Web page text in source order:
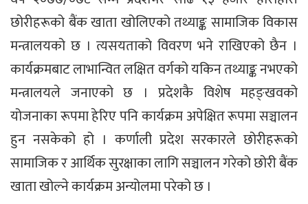
छोरीहरूको बैंक खाता खोलिएको तथ्याङ्क सामाजिक विकास
मन्त्रालयको छ । त्यसयताको विवरण भने राखिएको छैन ।
कार्यक्रमबाट लाभान्वित लक्षित वर्गको यकिन तथ्याङ्क नभएको
मन्त्रालयले जनाएको छ । प्रदेशकै विशेष महङ्खवको
योजनाका रूपमा हेरिए पनि कार्यक्रम अपेक्षित रूपमा सञ्चालन
हुन नसकेको हो । कर्णाली प्रदेश सरकारले छोरीहरूको
सामाजिक र आर्थिक सुरक्षाका लागि सञ्चालन गरेको छोरी बैंक
खाता खोल्ने कार्यक्रम अन्योलमा परेको छ ।